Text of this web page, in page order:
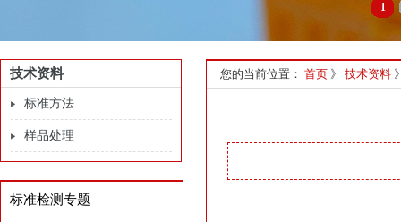
1
技术资料
标准方法
样品处理
标准检测专题
您的当前位置： 首页 》 技术资料